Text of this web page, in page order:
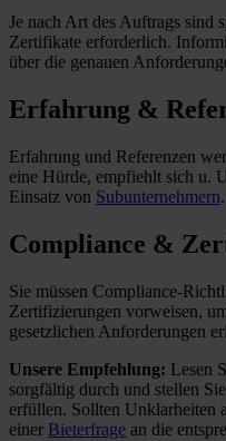
Je nach Art des Auftrags sind
Zertifikate erforderlich.
über die genauen
Erfahrung &
Erfahrung und Referenzen
eine Hürde, empfiehlt sich u.
Einsatz von Subunternehmern.
Compliance &
Sie müssen Compliance-
Zertifizierungen vorweisen,
gesetzlichen Anforderungen
Unsere Empfehlung: Lesen
sorgfältig durch und stellen
erfüllen. Sollten Unklarheiten
einer Bieterfrage an die